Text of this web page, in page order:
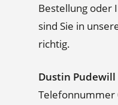
Bestellung oder
sind Sie in
richtig.
Dustin Pudewill
Telefonnummer